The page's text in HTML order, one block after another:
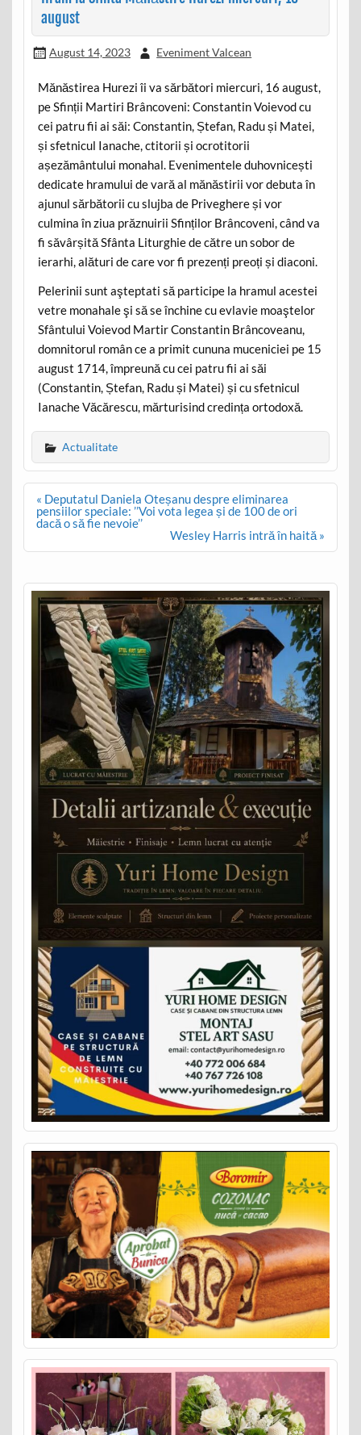
august
August 14, 2023 Eveniment Valcean
Mănăstirea Hurezi îi va sărbători miercuri, 16 august,
pe Sfinții Martiri Brâncoveni: Constantin Voievod cu
cei patru fii ai săi: Constantin, Ștefan, Radu și Matei,
și sfetnicul Ianache, ctitorii și ocrotitorii
așezământului monahal. Evenimentele duhovni­cești
dedicate hramului de vară al mănăstirii vor debuta în
ajunul sărbătorii cu slujba de Priveghere și vor
culmina în ziua prăznuirii Sfinților Brâncoveni, când va
fi săvârșită Sfânta Liturghie de către un sobor de
ierarhi, alături de care vor fi prezenți preoți și diaconi.
Pelerinii sunt aşteptati să participe la hramul acestei
vetre monahale şi să se închine cu evlavie moaştelor
Sfântului Voievod Martir Constantin Brâncoveanu,
domnitorul român ce a primit cununa muceniciei pe 15
august 1714, împreună cu cei patru fii ai săi
(Constantin, Ștefan, Radu și Matei) și cu sfetnicul
Ianache Văcărescu, mărturisind credința ortodoxă.
Actualitate
Post
navigation
« Deputatul Daniela Oteșanu despre eliminarea
pensiilor speciale: ’’Voi vota legea și de 100 de ori
dacă o să fie nevoie’’
Wesley Harris intră în haită »